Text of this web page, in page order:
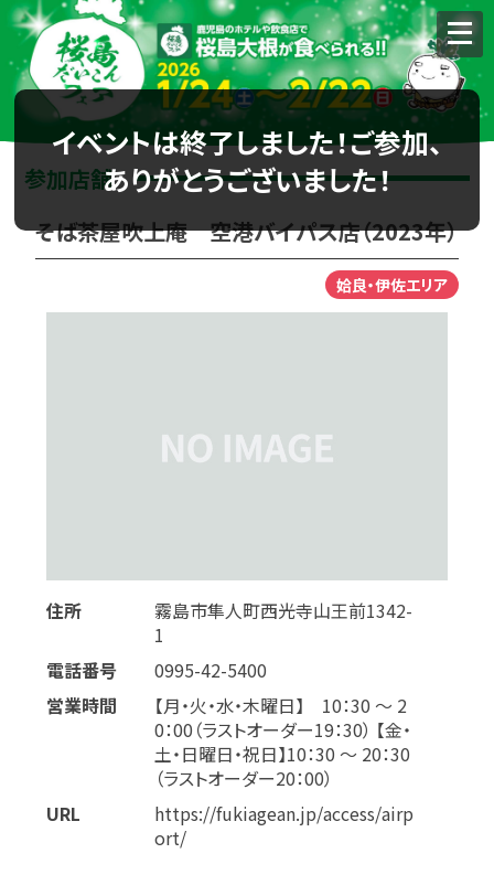
イベントは終了しました！ご参加、
ありがとうございました！
参加店舗
そば茶屋吹上庵 空港バイパス店（2023年）
姶良・伊佐エリア
住所
霧島市隼人町西光寺山王前1342-
1
電話番号
0995-42-5400
営業時間
【月・火・水・木曜日】 10：30 〜 2
0：00（ラストオーダー19：30） 【金・
土・日曜日・祝日】10：30 〜 20：30
（ラストオーダー20：00）
URL
https://fukiagean.jp/access/airp
ort/